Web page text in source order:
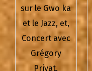
sur le Gwo ka
et le Jazz, et,
Concert avec
Grégory
Privat.